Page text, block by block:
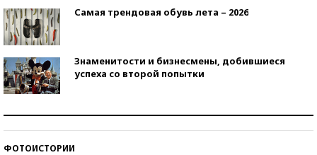
Самая трендовая обувь лета – 2026
Знаменитости и бизнесмены, добившиеся
успеха со второй попытки
ФОТОИСТОРИИ